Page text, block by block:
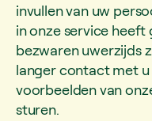
invullen van uw
in onze service
bezwaren uwerzijds
langer contact met u
voorbeelden van
sturen.